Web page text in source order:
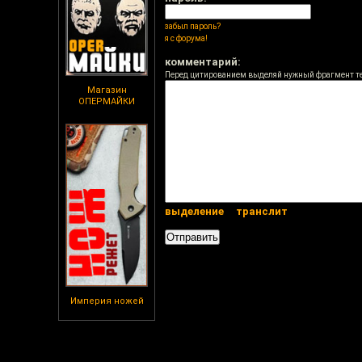
Магазин
ОПЕРМАЙКИ
Империя ножей
забыл пароль?
я с форума!
комментарий:
Перед цитированием выделяй нужный фрагмент
выделение транслит